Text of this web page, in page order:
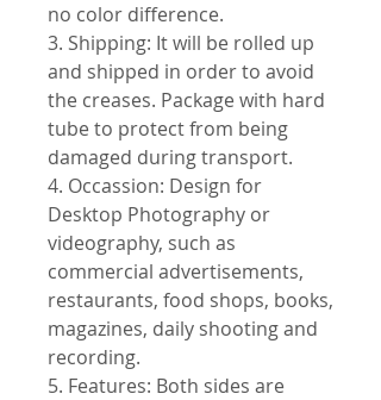
no color difference.
3. Shipping: It will be rolled up
and shipped in order to avoid
the creases. Package with hard
tube to protect from being
damaged during transport.
4. Occassion: Design for
Desktop Photography or
videography, such as
commercial advertisements,
restaurants, food shops, books,
magazines, daily shooting and
recording.
5. Features: Both sides are